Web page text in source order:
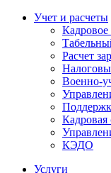
Учет и расчеты
Расчет
Военно-
Кадровая
КЭДО
Услуги